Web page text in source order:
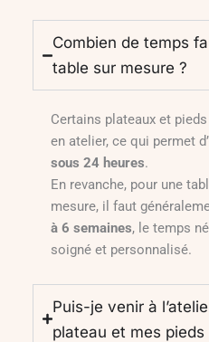
Combien de temps
table sur mesure ?
Certains plateaux et
en atelier, ce qui permet
sous 24 heures.
En revanche, pour une
mesure, il faut
à 6 semaines, le temps
soigné et personnalisé.
Puis-je venir à
plateau et mes pieds